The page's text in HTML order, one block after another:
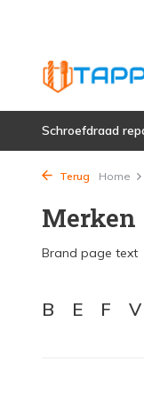
Schroefdraad
Terug Home
Merken
Brand page text
B E F V